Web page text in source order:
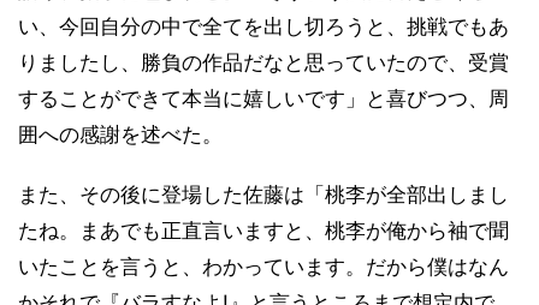
い、今回自分の中で全てを出し切ろうと、挑戦でもあ
りましたし、勝負の作品だなと思っていたので、受賞
することができて本当に嬉しいです」と喜びつつ、周
囲への感謝を述べた。
また、その後に登場した佐藤は「桃李が全部出しまし
たね。まあでも正直言いますと、桃李が俺から袖で聞
いたことを言うと、わかっています。だから僕はなん